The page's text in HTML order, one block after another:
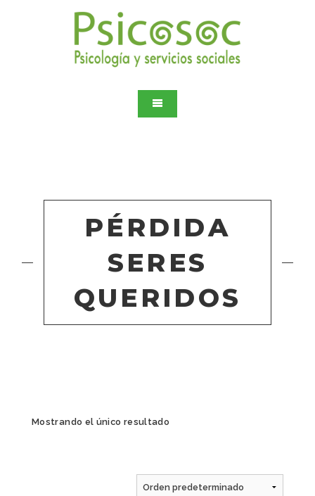
PÉRDIDA
SERES
QUERIDOS
Mostrando el único resultado